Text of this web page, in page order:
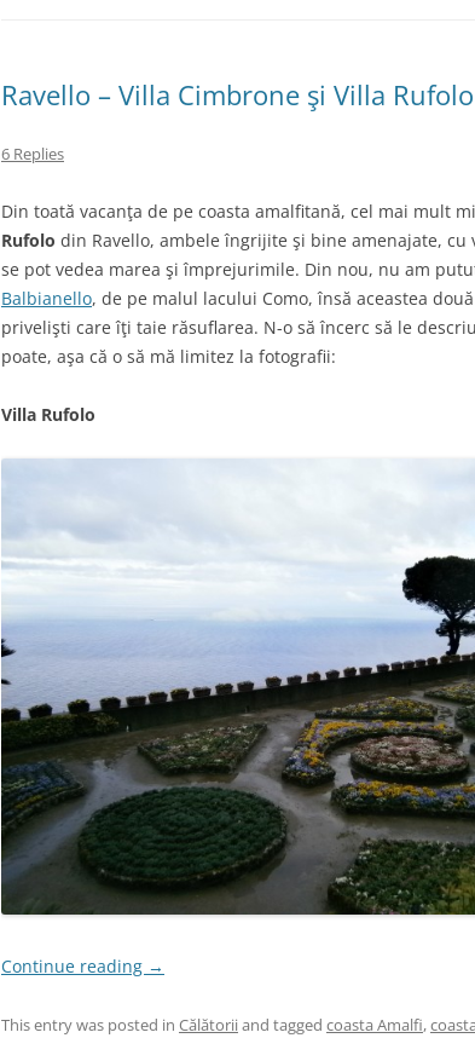
Ravello – Villa Cimbrone şi Villa Rufolo
6 Replies
Din toată vacanţa de pe coasta amalfitană, cel mai mult
Rufolo din Ravello, ambele îngrijite şi bine amenajate,
se pot vedea marea şi împrejurimile. Din nou, nu am
Balbianello, de pe malul lacului Como, însă aceastea
privelişti care îţi taie răsuflarea. N-o să încerc să le
poate, aşa că o să mă limitez la fotografii:
Villa Rufolo
Continue reading →
This entry was posted in Călătoriiand tagged coasta Amalfi,